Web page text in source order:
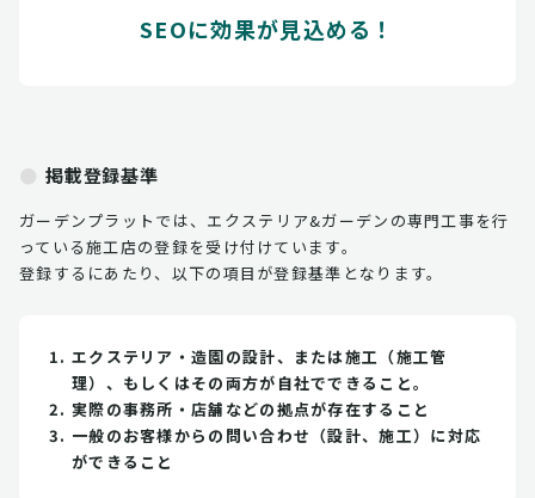
SEOに効果が見込める！
掲載登録基準
ガーデンプラットでは、エクステリア&ガーデンの専門工事を行
っている施工店の登録を受け付けています。
登録するにあたり、以下の項目が登録基準となります。
エクステリア・造園の設計、または施工（施工管
理）、もしくはその両方が自社でできること。
実際の事務所・店舗などの拠点が存在すること
一般のお客様からの問い合わせ（設計、施工）に対応
ができること